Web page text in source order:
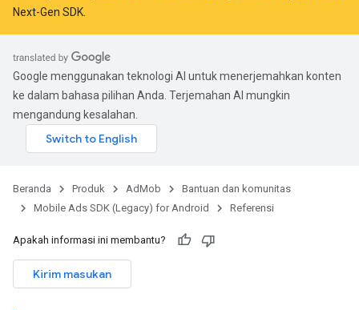
Next-Gen SDK
Google menggunakan teknologi AI untuk menerjemahkan konten
ke dalam bahasa pilihan Anda. Terjemahan AI mungkin
mengandung kesalahan.
Beranda Produk AdMob
Bantuan dan komunitas
Mobile Ads SDK (Legacy) for Android
Referensi
Apakah informasi ini membantu?
Kirim masukan